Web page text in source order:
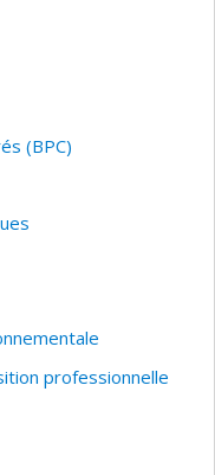
en milieu
santé et sécurité,
(BPC)
professionnelle